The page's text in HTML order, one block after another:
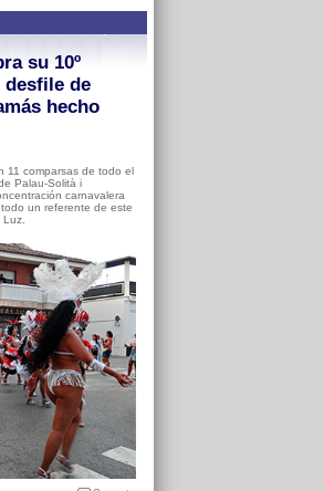
su 10º
de
hecho
11 comparsas de todo el
Palau-Solità i
carnavalera
un referente de este